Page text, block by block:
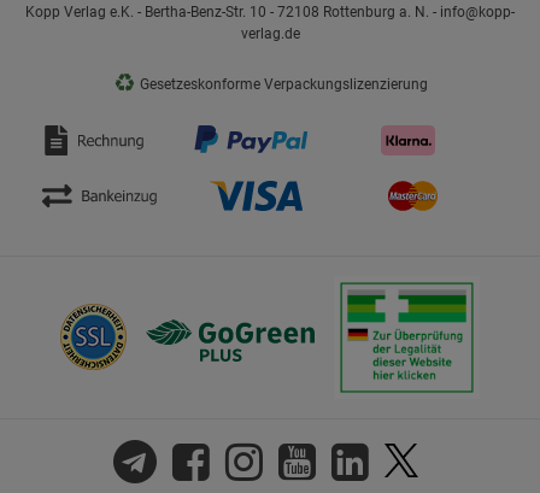
Kopp Verlag e.K. - Bertha-Benz-Str. 10 - 72108 Rottenburg a. N. - info@kopp-
verlag.de
♻ Gesetzeskonforme Verpackungslizenzierung